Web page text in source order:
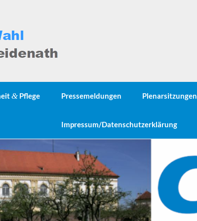
& Pflege Pressemeldungen Plenarsitzungen
Impressum/Datenschutzerklärung